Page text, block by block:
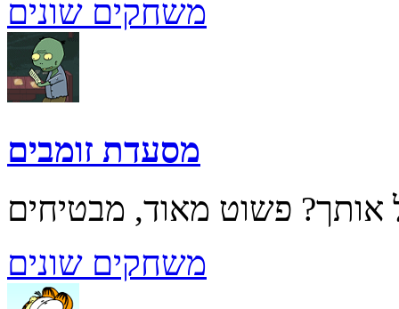
משחקים שונים
מסעדת זומבים
משחקים שונים